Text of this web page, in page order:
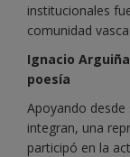
institucionales
comunidad
Ignacio
poesía
Apoyando desde
integran, una
participó en la